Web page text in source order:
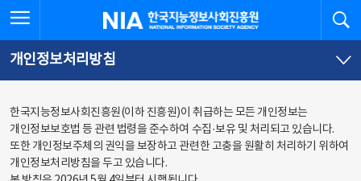
바로가기
바로가기
한국지능정보사회진흥원
개인정보처리방침
한국지능정보사회진흥원(이하 진흥원)이 취급하는 모든 개인정보는
개인정보보호법 등 관련 법령을 준수하여 수집·보유 및 처리되고 있습니다.
또한 개인정보주체의 권익을 보장하고 관련한 고충을 원활히 처리하기 위하여
개인정보처리방침을 두고 있습니다.